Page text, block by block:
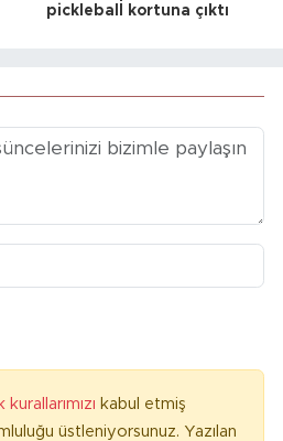
pickleball kortuna çıktı
kabul etmiş
üstleniyorsunuz. Yazılan